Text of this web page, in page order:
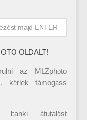
OLDALT!
az MLZphoto
kérlek támogass
banki átutalást